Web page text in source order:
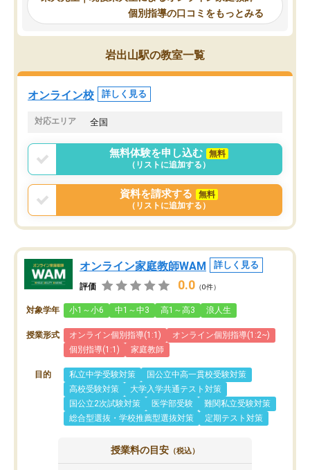
使える自習室とかもあり、わからない
ところがあれば先生が回答してくれる
のも重宝しています。
るのが心強かったよう
謝です。
個別指導の口コミをもっとみる
岩出山駅の教室一覧
オンライン校 詳しく見る
対応エリア 全国
無料体験を申し込む
無料
（リストに追加する）
資料を請求する
無料
（リストに追加する）
オンライン家庭教師WAM 詳しく見る
評価 0.0 （0件）
対象学年 小1～小6 中1～中3 高1～高3 浪人生
授業形式 オンライン個別指導(1:1)
オンライン個別指導(1:2~)
個別指導(1:1)
家庭教師
目的 私立中学受験対策
国公立中高一貫校受験対策
高校受験対策
大学入学共通テスト対策
国公立2次試験対策
医学部受験
難関私立受験対策
総合型選抜・学校推薦型選抜対策
定期テスト対策
授業料の目安 （税込）